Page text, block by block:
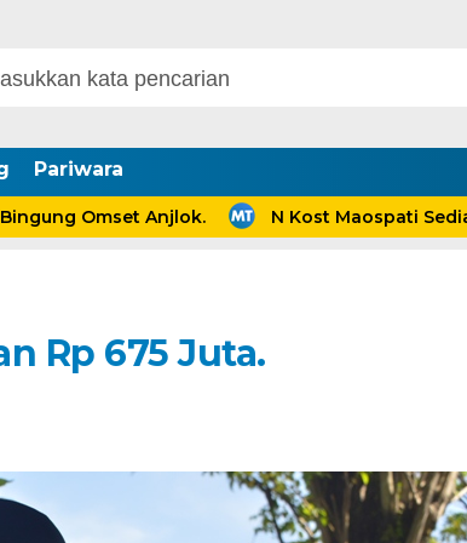
Pariwara
Omset Anjlok. N Kost Maospati Sediakan
Rp 675 Juta.